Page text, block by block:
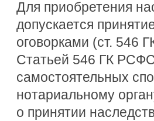
Для приобретения
допускается
оговорками (ст. 546
Статьей 546 ГК
самостоятельных
нотариальному
о принятии